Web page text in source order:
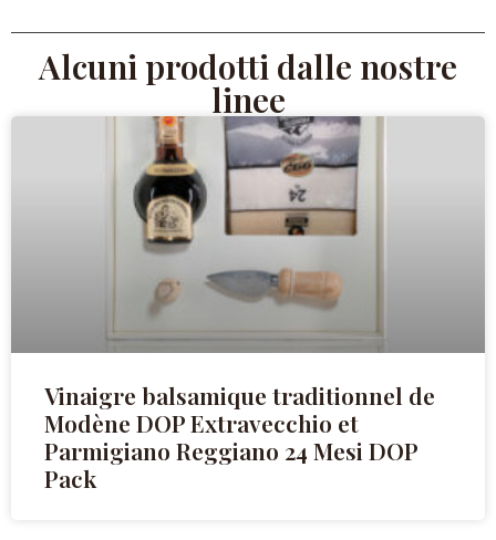
Alcuni prodotti dalle nostre
linee
Vinaigre balsamique traditionnel de
Modène DOP Extravecchio et
Parmigiano Reggiano 24 Mesi DOP
Pack